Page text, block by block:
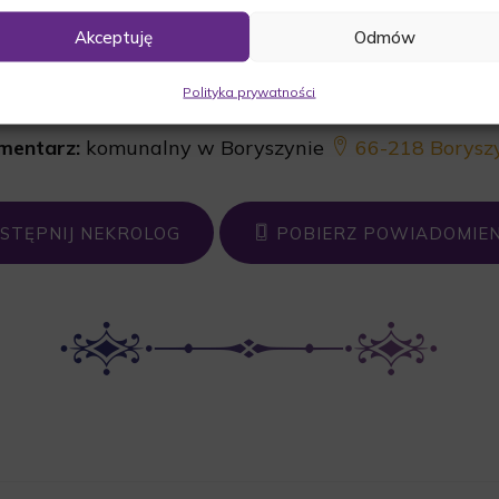
Akceptuję Odmów
Polityka prywatności
Data pogrzebu:
o godz. 10:00 w kościele w Staropolu
66-
komunalny w Boryszynie 66-218
NEKROLOG POBIERZ